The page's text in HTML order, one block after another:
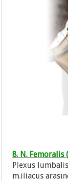
8. N. Femoralis
Plexus
m.iliacus